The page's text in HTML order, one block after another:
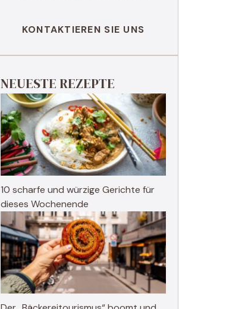
KONTAKTIEREN SIE UNS
NEUESTE REZEPTE
10 scharfe und würzige Gerichte für
dieses Wochenende